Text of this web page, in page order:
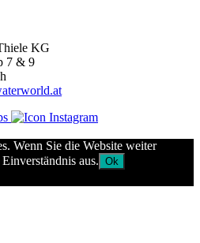
KG
7 & 9
Wenn Sie die Website weiter
aus. Ok